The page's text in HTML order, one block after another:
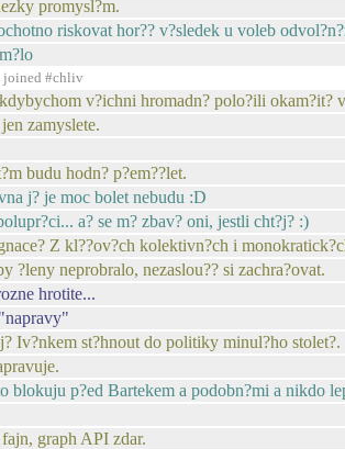
promysl?m.
riskovat hor?? v?sledek u voleb
joined #chliv
v?ichni hromadn? polo?ili okam?it?
zamyslete.
budu hodn? p?em??let.
j? je moc bolet nebudu :D
a? se m? zbav? oni, jestli cht?j? :)
Z kl??ov?ch kolektivn?ch i
?leny neprobralo, nezaslou?? si zachra?ovat.
hrotite...
Iv?nkem st?hnout do politiky minul?ho stolet?.
blokuju p?ed Bartekem a podobn?mi a nikdo
graph API zdar.